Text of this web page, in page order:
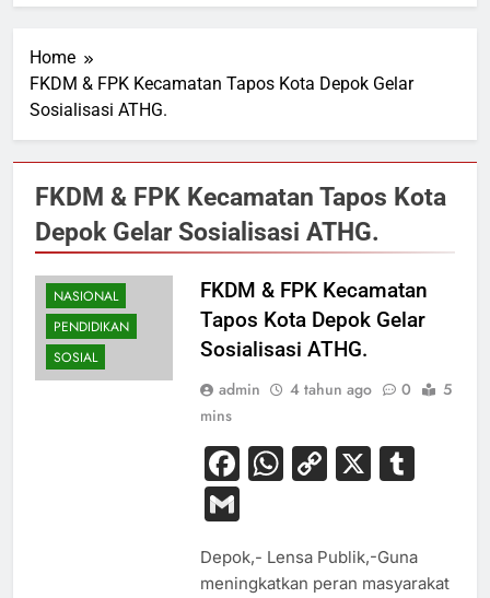
Home
FKDM & FPK Kecamatan Tapos Kota Depok Gelar
Sosialisasi ATHG.
FKDM & FPK Kecamatan Tapos Kota
Depok Gelar Sosialisasi ATHG.
NASIONAL
PENDIDIKAN
SOSIAL
FKDM & FPK Kecamatan
Tapos Kota Depok Gelar
Sosialisasi ATHG.
admin 4 tahun ago 0
5
mins
Facebook
WhatsApp
Copy
X
Gmail
Depok,- Lensa Publik,-Guna
meningkatkan peran masyarakat